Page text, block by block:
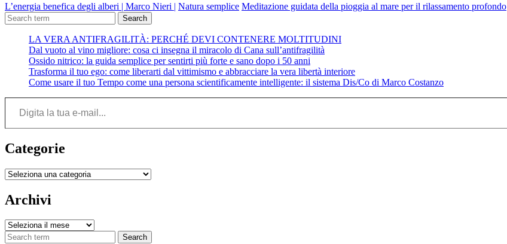
L’energia benefica degli alberi | Marco Nieri | Natura semplice Meditazione guidata della pioggia al mare per il rilassamento profondo
Search
LA VERA ANTIFRAGILITÀ: PERCHÉ DEVI CONTENERE MOLTITUDINI
Dal vuoto al vino migliore: cosa ci insegna il miracolo di Cana sull’antifragilità
Ossido nitrico: la guida semplice per sentirti più forte e sano dopo i 50 anni
Trasforma il tuo ego: come liberarti dal vittimismo e abbracciare la vera libertà interiore
Come usare il tuo Tempo come una persona scientificamente intelligente: il sistema Dis/Co di Marco Costanzo
Digita la tua e-mail...
Categorie
Categorie
Archivi
Archivi
Search